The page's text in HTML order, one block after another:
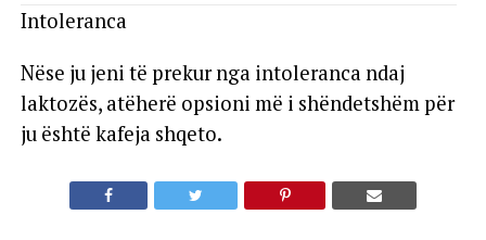
Intoleranca
Nëse ju jeni të prekur nga intoleranca ndaj
laktozës, atëherë opsioni më i shëndetshëm për
ju është kafeja shqeto.